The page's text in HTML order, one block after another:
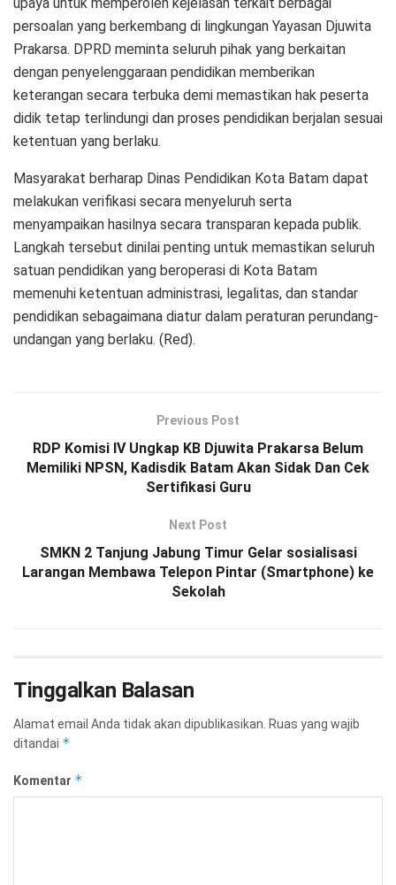
persoalan yang berkembang di lingkungan Yayasan Djuwita
Prakarsa. DPRD meminta seluruh pihak yang berkaitan
dengan penyelenggaraan pendidikan memberikan
keterangan secara terbuka demi memastikan hak peserta
didik tetap terlindungi dan proses pendidikan berjalan sesuai
ketentuan yang berlaku.
Masyarakat berharap Dinas Pendidikan Kota Batam dapat
melakukan verifikasi secara menyeluruh serta
menyampaikan hasilnya secara transparan kepada publik.
Langkah tersebut dinilai penting untuk memastikan seluruh
satuan pendidikan yang beroperasi di Kota Batam
memenuhi ketentuan administrasi, legalitas, dan standar
pendidikan sebagaimana diatur dalam peraturan perundang-
undangan yang berlaku. (Red).
Previous Post
RDP Komisi IV Ungkap KB Djuwita Prakarsa Belum
Memiliki NPSN, Kadisdik Batam Akan Sidak Dan Cek
Sertifikasi Guru
Next Post
SMKN 2 Tanjung Jabung Timur Gelar sosialisasi
Larangan Membawa Telepon Pintar (Smartphone) ke
Sekolah
Tinggalkan Balasan
Alamat email Anda tidak akan dipublikasikan. Ruas yang wajib
ditandai *
Komentar *